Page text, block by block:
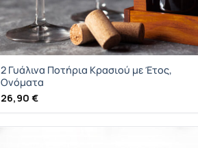
2 Γυάλινα Ποτήρια Κρασιού με Έτος,
Ονόματα
26,90 €